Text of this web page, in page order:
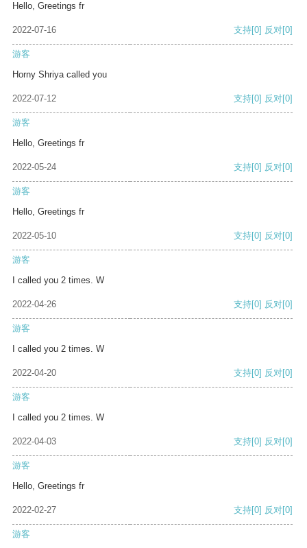
Hello, Greetings fr
2022-07-16 支持[0] 反对[0]
游客
Horny Shriya called you
2022-07-12 支持[0] 反对[0]
游客
Hello, Greetings fr
2022-05-24 支持[0] 反对[0]
游客
Hello, Greetings fr
2022-05-10 支持[0] 反对[0]
游客
I called you 2 times. W
2022-04-26 支持[0] 反对[0]
游客
I called you 2 times. W
2022-04-20 支持[0] 反对[0]
游客
I called you 2 times. W
2022-04-03 支持[0] 反对[0]
游客
Hello, Greetings fr
2022-02-27 支持[0] 反对[0]
游客